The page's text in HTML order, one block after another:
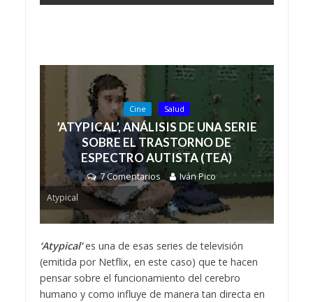
Cine Salud
’ATYPICAL’, ANÁLISIS DE UNA SERIE
SOBRE EL TRASTORNO DE
ESPECTRO AUTISTA (TEA)
7 Comentarios
Iván Pico
Atypical
‘Atypical’ es una de esas series de televisión
(emitida por Netflix, en este caso) que te hacen
pensar sobre el funcionamiento del cerebro
humano y como influye de manera tan directa en